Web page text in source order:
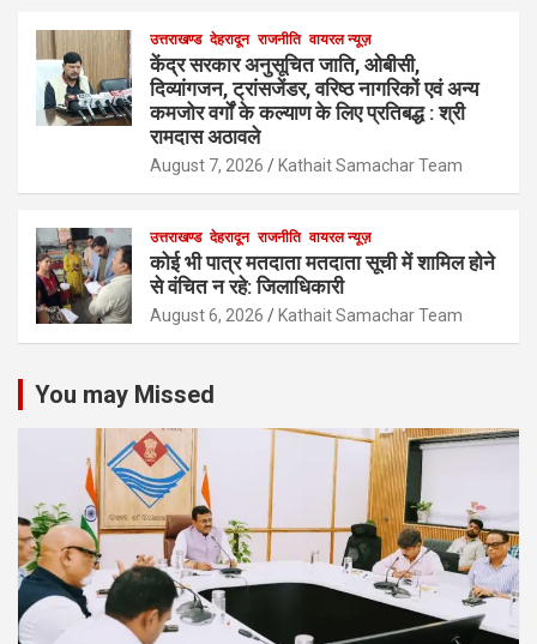
उत्तराखण्ड देहरादून राजनीति वायरल न्यूज़
केंद्र सरकार अनुसूचित जाति, ओबीसी,
दिव्यांगजन, ट्रांसजेंडर, वरिष्ठ नागरिकों एवं अन्य
कमजोर वर्गों के कल्याण के लिए प्रतिबद्ध : श्री
रामदास अठावले
August 7, 2026 Kathait Samachar Team
उत्तराखण्ड देहरादून राजनीति वायरल न्यूज़
कोई भी पात्र मतदाता मतदाता सूची में शामिल होने
से वंचित न रहे: जिलाधिकारी
August 6, 2026 Kathait Samachar Team
You may Missed